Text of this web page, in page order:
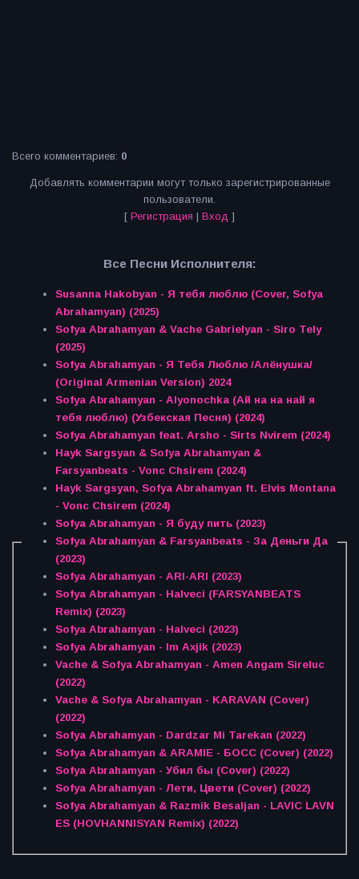
Всего комментариев: 0
Добавлять комментарии могут только зарегистрированные
пользователи.
[ Регистрация | Вход ]
Все Песни Исполнителя:
Susanna Hakobyan - Я тебя люблю (Cover, Sofya
Abrahamyan) (2025)
Sofya Abrahamyan & Vache Gabrielyan - Siro Tely
(2025)
Sofya Abrahamyan - Я Тебя Люблю /Алёнушка/
(Original Armenian Version) 2024
Sofya Abrahamyan - Alyonochka (Ай на на най я
тебя люблю) (Узбекская Песня) (2024)
Sofya Abrahamyan feat. Arsho - Sirts Nvirem (2024)
Hayk Sargsyan & Sofya Abrahamyan &
Farsyanbeats - Vonc Chsirem (2024)
Hayk Sargsyan, Sofya Abrahamyan ft. Elvis Montana
- Vonc Chsirem (2024)
Sofya Abrahamyan - Я буду пить (2023)
Sofya Abrahamyan & Farsyanbeats - За Деньги Да
(2023)
Sofya Abrahamyan - ARI-ARI (2023)
Sofya Abrahamyan - Halveci (FARSYANBEATS
Remix) (2023)
Sofya Abrahamyan - Halveci (2023)
Sofya Abrahamyan - Im Axjik (2023)
Vache & Sofya Abrahamyan - Amen Angam Sireluc
(2022)
Vache & Sofya Abrahamyan - KARAVAN (Cover)
(2022)
Sofya Abrahamyan - Dardzar Mi Tarekan (2022)
Sofya Abrahamyan & ARAMIE - БОСС (Cover) (2022)
Sofya Abrahamyan - Убил бы (Cover) (2022)
Sofya Abrahamyan - Лети, Цвети (Cover) (2022)
Sofya Abrahamyan & Razmik Besaljan - LAVIC LAVN
ES (HOVHANNISYAN Remix) (2022)